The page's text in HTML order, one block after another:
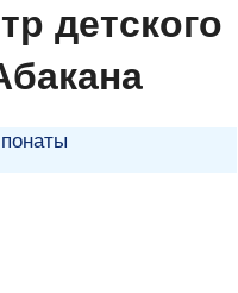
детского